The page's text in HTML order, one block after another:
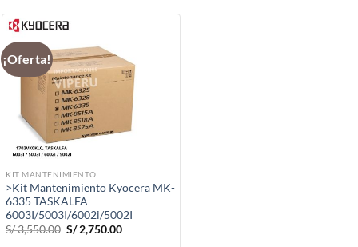
¡Oferta!
KIT MANTENIMIENTO
>Kit Mantenimiento Kyocera MK-
6335 TASKALFA
6003I/5003I/6002i/5002I
S/3,550.00 El
precio
S/2,750.00El